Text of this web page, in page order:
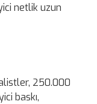
netlik uzun
250.000
baskı,